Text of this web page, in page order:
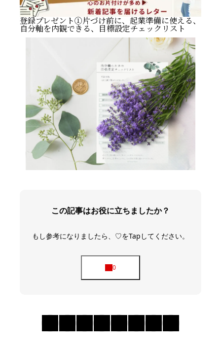
登録プレゼント①片づけ前に、起業準備に使える、
自分軸を内観できる、目標設定チェックリスト
この記事はお役に立ちましたか？
もし参考になりましたら、♡をTapしてください。